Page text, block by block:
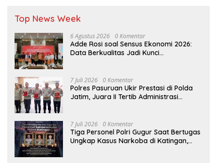
Top News Week
6 Agustus 2026 0 Komentar
Adde Rosi soal Sensus Ekonomi 2026:
Data Berkualitas Jadi Kunci
7 Juli 2026 0 Komentar
Polres Pasuruan Ukir Prestasi di Polda
Jatim, Juara II Tertib Administrasi
7 Juli 2026 0 Komentar
Tiga Personel Polri Gugur Saat Bertugas
Ungkap Kasus Narkoba di Katingan,